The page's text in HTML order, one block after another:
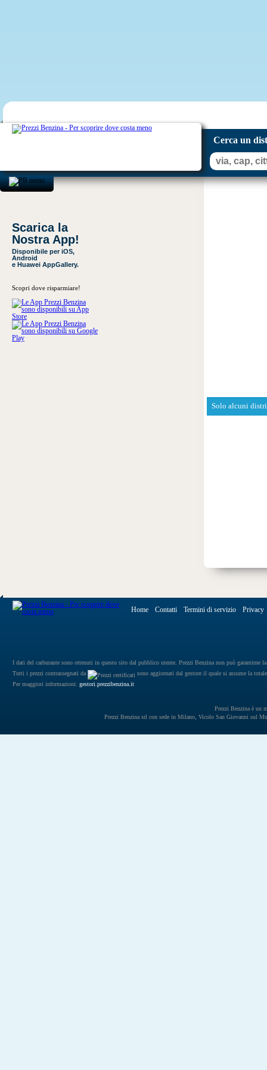
Cerca un
Scarica la
Nostra App!
Disponibile per iOS,
Android
e Huawei AppGallery.
Scopri dove risparmiare!
Solo alcuni
Home Contatti Termini di servizio Privacy
I dati del carburante sono ottenuti in questo sito dal pubblico utente. Prezzi Benzina non può garantirne
Tutti i prezzi contrassegnati da
sono aggiornati dal gestore il quale si assume la
Per maggiori informazioni: gestori.prezzibenzina.it
Prezzi Benzina è un
Prezzi Benzina srl con sede in Milano, Vicolo San Giovanni sul